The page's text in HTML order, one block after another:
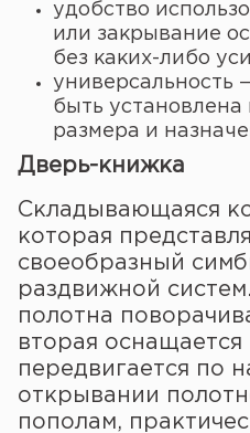
удобство
или закрывание
без каких-либо
универсальность
быть
размера и
Дверь-книжка
Складывающаяся
которая
своеобразный
раздвижной
полотна
вторая
передвигается по
открывании
пополам,